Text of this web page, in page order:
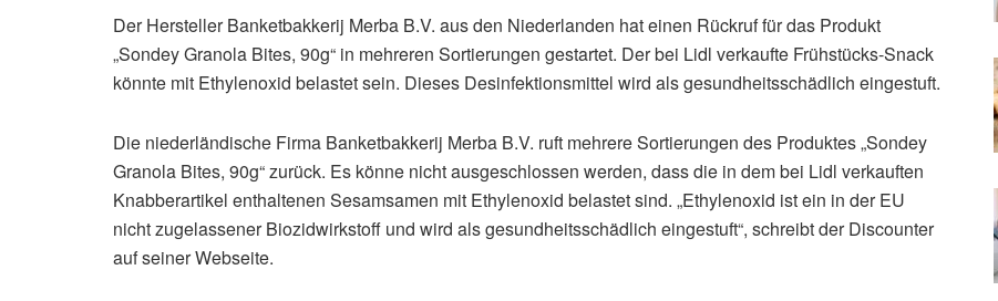
Der Hersteller Banketbakkerij Merba B.V. aus den Niederlanden hat einen Rückruf für das Produkt
„Sondey Granola Bites, 90g“ in mehreren Sortierungen gestartet. Der bei Lidl verkaufte Frühstücks-Snack
könnte mit Ethylenoxid belastet sein. Dieses Desinfektionsmittel wird als gesundheitsschädlich eingestuft.
Die niederländische Firma Banketbakkerij Merba B.V. ruft mehrere Sortierungen des Produktes „Sondey
Granola Bites, 90g“ zurück. Es könne nicht ausgeschlossen werden, dass die in dem bei Lidl verkauften
Knabberartikel enthaltenen Sesamsamen mit Ethylenoxid belastet sind. „Ethylenoxid ist ein in der EU
nicht zugelassener Biozidwirkstoff und wird als gesundheitsschädlich eingestuft“, schreibt der Discounter
auf seiner Webseite.